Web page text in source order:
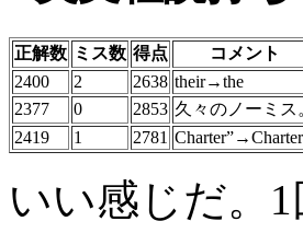
正解数 ミス数 得点
コメント
2400
2 2638 their→the
2377
0 2853 久々のノーミス
2419
1 2781
いい感じだ。